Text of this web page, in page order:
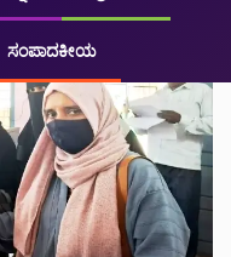
ಸಂಪಾದಕೀಯ